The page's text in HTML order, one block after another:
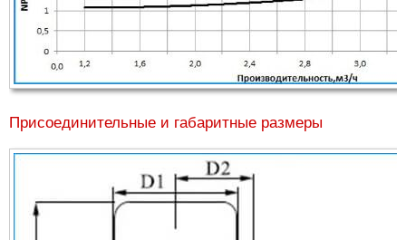
Присоединительные и габаритные размеры